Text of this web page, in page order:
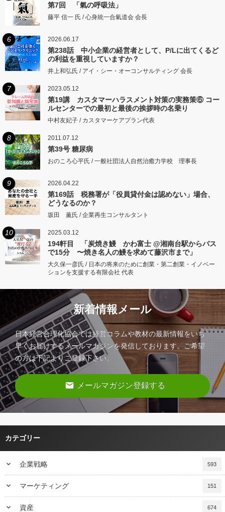
第7回 「氣の呼吸法」
藤平 信一 氏 / 心身統一合氣道会 会長
6 2026.06.17
第238話 中小企業の経営者として、P/Lに出てくるど
の利益を重視していますか？
井上和弘氏 / アイ・シー・オーコンサルティング 会長
7 2023.05.12
第19講 カスタマーハラスメント対策の実務策⑥ コー
ルセンターでの最初と最後の挨拶時の名乗り
中村友妃子 / カスタマーケアプラン代表
8 2011.07.12
第39号 糖尿病
おのころ心平氏 / 一般社団法人自然治癒力学校 理事長
9 2026.04.22
第169話 税務署が「役員貸付金は認めない」場合、
どうなるのか？
坂田 薫氏 / 企業再生コンサルタント
10 2025.03.12
194軒目 「炭焼き鰻 かわ富士 @湘南台駅からバス
で15分 〜焼き名人の鰻を求めて藤沢市まで」
大久保一彦氏 / 日本の将来のために創業・第二創業・イノベー
ションを支援する有限会社 代表
新着情報メール
日本経営合理化協会では経営コラムや教材の最新情報をいち
早くお届けするメールマガジンを発信しております。ご希望
の方は下記よりご登録下さい。
email メールマガジン登録する
カテゴリー
keyboard_arrow_down 企業戦略 593
keyboard_arrow_down マーケティング 151
keyboard_arrow_down 資産 674